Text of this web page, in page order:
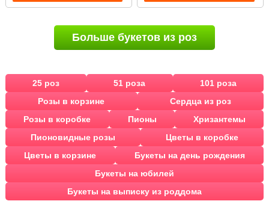
Больше букетов из роз
25 роз 51 роза
101 роза
Розы в корзине
Сердца из роз
Розы в коробке
Пионы
Хризантемы
Пионовидные розы
Цветы в коробке
Цветы в корзине
Букеты на день рождения
Букеты на юбилей
Букеты на выписку из роддома